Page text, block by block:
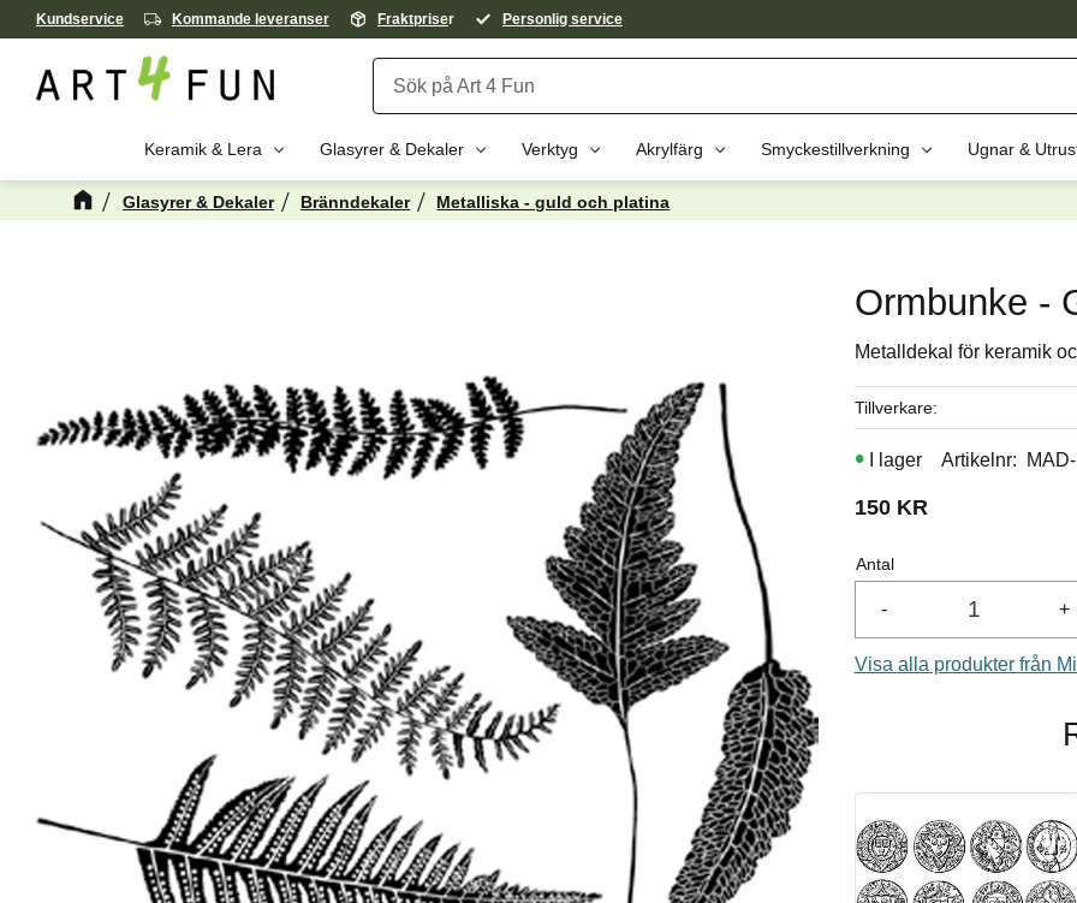
Kundservice Kommande leveranser Fraktpriser Personlig service
Keramik & Lera Glasyrer & Dekaler Verktyg Akrylfärg Smyckestillverkning Ugnar &
Glasyrer & Dekaler Bränndekaler Metalliska - guld och platina
Ormbunke -
Metalldekal för keramik
150KR
Antal
+
-
I lager Artikelnr
Tillverkare
Visa alla produkter från
REA